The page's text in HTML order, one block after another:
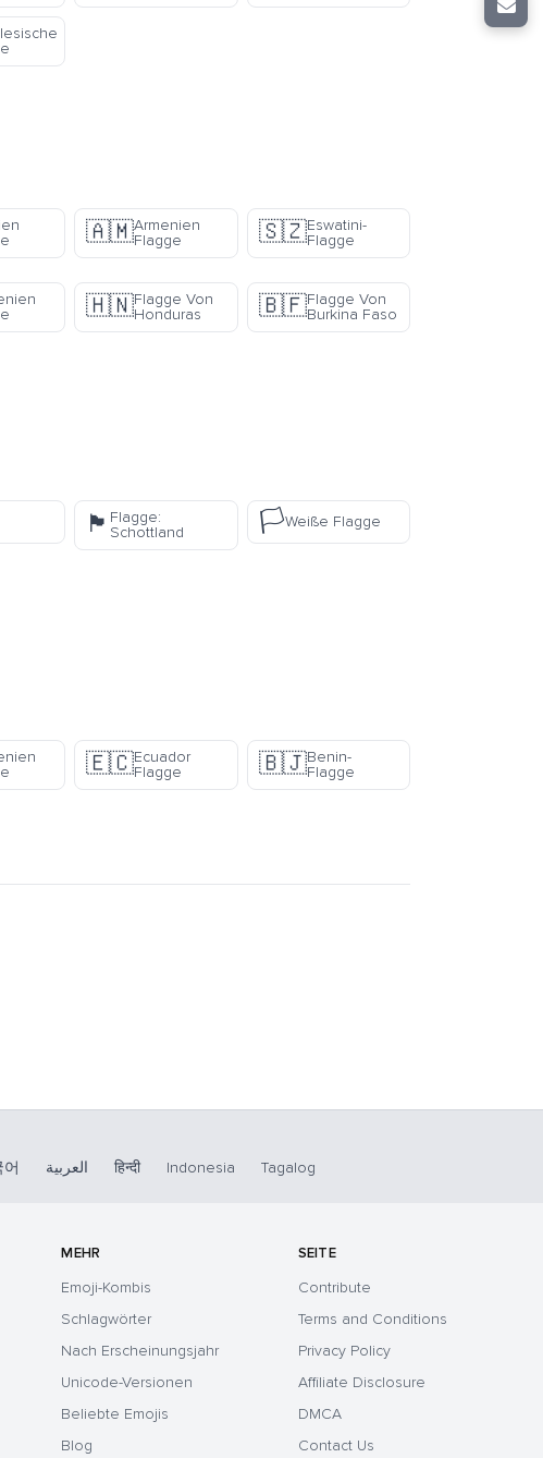
🇦🇲Armenien
Flagge
🇸🇿Eswatini-
Flagge
🇭🇳Flagge Von
Honduras
🇧🇫Flagge Von
Burkina Faso
🏴󠁧󠁢󠁳󠁣󠁴󠁿 Flagge:
Schottland
🏳️Weiße Flagge
🇪🇨Ecuador
Flagge
🇧🇯Benin-
Flagge
어 العربية हिन्दी Indonesia Tagalog
MEHR
Emoji-Kombis
Schlagwörter
Nach Erscheinungsjahr
Unicode-Versionen
Beliebte Emojis
Blog
SEITE
Contribute
Terms and Conditions
Privacy Policy
Affiliate Disclosure
DMCA
Contact Us